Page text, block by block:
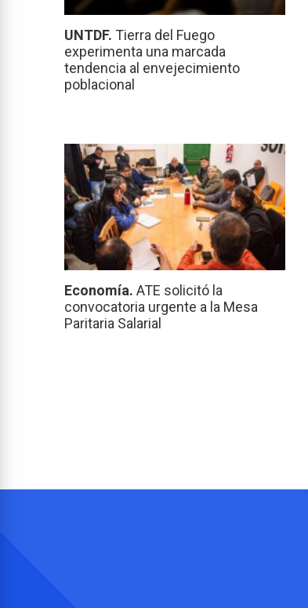
UNTDF. Tierra del Fuego
experimenta una marcada
tendencia al envejecimiento
poblacional
Economía. ATE solicitó la
convocatoria urgente a la Mesa
Paritaria Salarial